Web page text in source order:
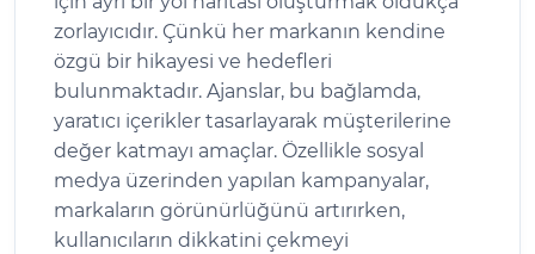
zorlayıcıdır. Çünkü her markanın kendine
özgü bir hikayesi ve hedefleri
bulunmaktadır. Ajanslar, bu bağlamda,
yaratıcı içerikler tasarlayarak müşterilerine
değer katmayı amaçlar. Özellikle sosyal
medya üzerinden yapılan kampanyalar,
markaların görünürlüğünü artırırken,
kullanıcıların dikkatini çekmeyi